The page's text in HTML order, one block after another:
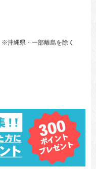
※沖縄県・一部離島を除く